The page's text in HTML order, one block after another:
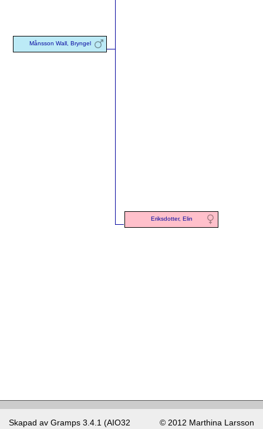
Månsson Wall, Bryngel
Eriksdotter, Elin
Skapad av Gramps 3.4.1 (AIO32
© 2012 Marthina Larsson